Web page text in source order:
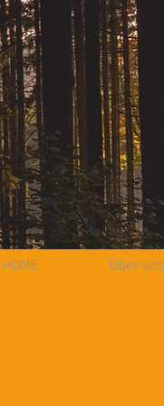
HOME Über uns